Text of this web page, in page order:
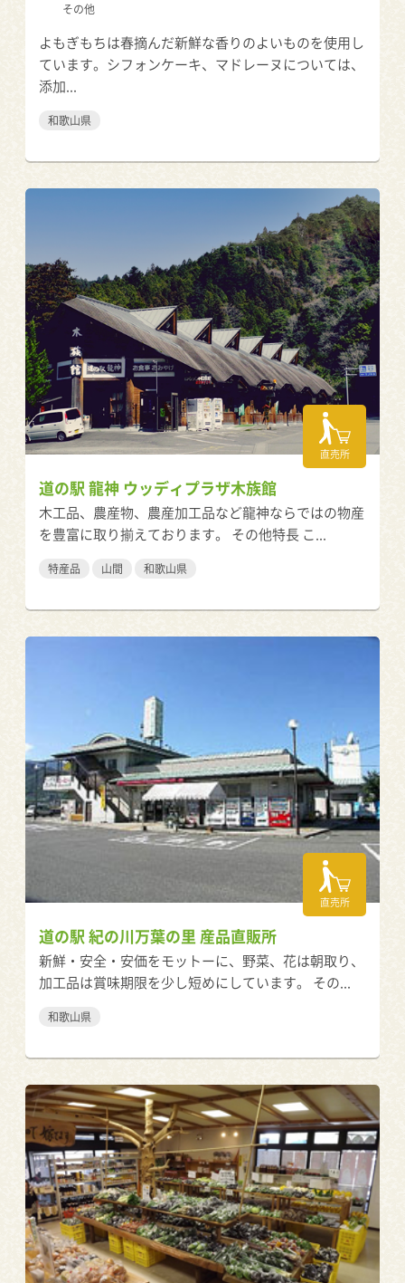
その他
よもぎもちは春摘んだ新鮮な香りのよいものを使用し
ています。シフォンケーキ、マドレーヌについては、
添加...
和歌山県
直売所
道の駅 龍神 ウッディプラザ木族館
木工品、農産物、農産加工品など龍神ならではの物産
を豊富に取り揃えております。 その他特長 こ...
特産品 山間 和歌山県
直売所
道の駅 紀の川万葉の里 産品直販所
新鮮・安全・安価をモットーに、野菜、花は朝取り、
加工品は賞味期限を少し短めにしています。 その...
和歌山県